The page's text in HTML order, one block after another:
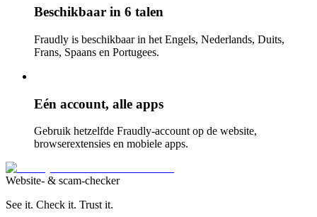
Beschikbaar in 6 talen
Fraudly is beschikbaar in het Engels, Nederlands, Duits,
Frans, Spaans en Portugees.
Eén account, alle apps
Gebruik hetzelfde Fraudly-account op de website,
browserextensies en mobiele apps.
Website- & scam-checker
See it. Check it. Trust it.